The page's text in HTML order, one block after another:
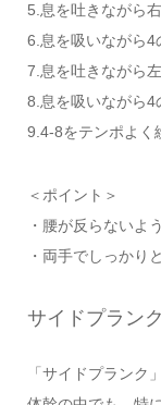
5.息を吐きながら
6.息を吸いながら4
7.息を吐きながら
8.息を吸いながら4
9.4-8をテンポよく
＜ポイント＞
・腰が反らないよ
・両手でしっかり
サイドプランク
「サイドプランク